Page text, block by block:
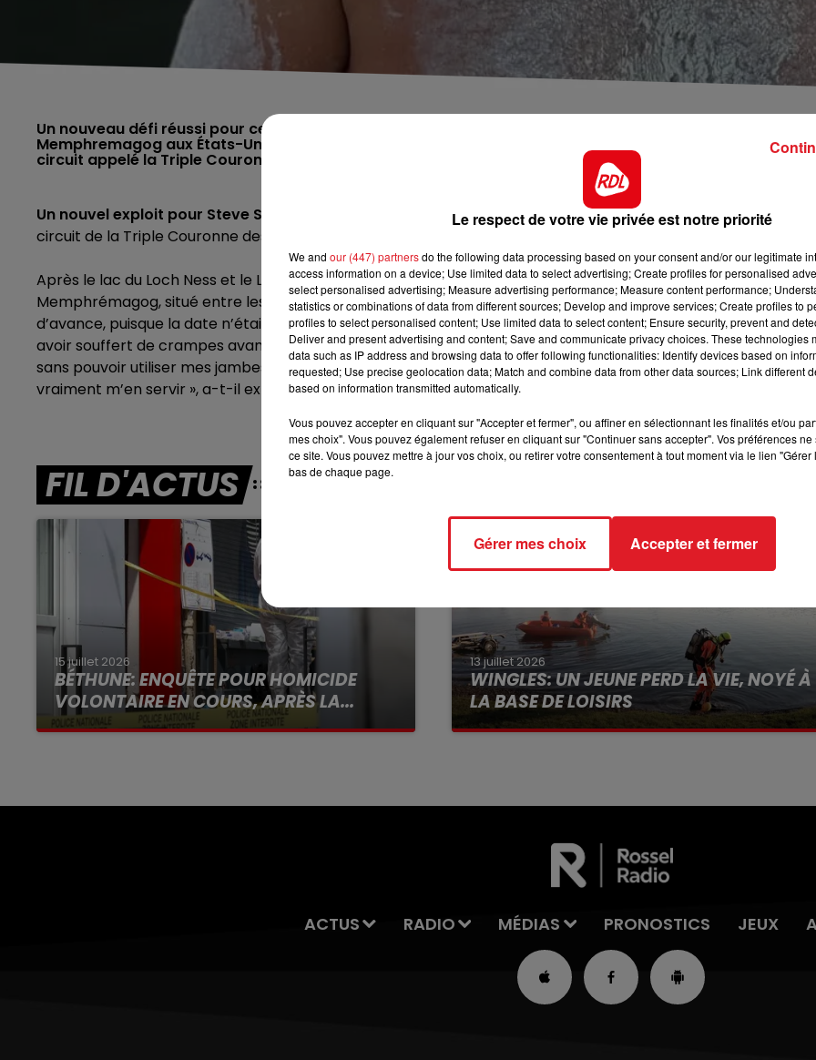
7h00 - 10h00
RDL WEEK-END
10h00 - 12h00
RDL WEEKEND
Un nouveau défi réussi pour celui qu’on surnomme « Le Phoque ». Le nageur de Wimereux a traversé le lac
Memphremagog aux États-Unis et au Canada. Cette performance constituait la troisième étape d’un
circuit appelé la Triple Couronne des Lacs des Monstres.
Un nouvel exploit pour Steve Stiévenart !
Le nageur de Wimereux devient le premier Français à boucler le
circuit de la Triple Couronne des Lacs des Monstres.
Après le lac du Loch Ness et le Lac Tahoe, celui qu’on surnomme le phoque est venu à bout du lac
Memphrémagog, situé entre les Etats-Unis et le Canada, ce lundi 12 septembre. Défi relevé avec un peu
d’avance, puisque la date n’était prévue qu’en 2023 avant qu’un créneau ne se libère. StèveStievenart a
avoir souffert de crampes avant de boucler les 40 kilomètres en 18 h 22. « J’ai quasiment fait toute la
sans pouvoir utiliser mes jambes. J’avais tellement mal à cause de mes crampes que je ne pouvais pas
vraiment m’en servir », a-t-il expliqué àL’Équipe.
FIL D'ACTUS
15 juillet 2026
BÉTHUNE: ENQUÊTE POUR HOMICIDE
VOLONTAIRE EN COURS, APRÈS LA...
Selon les premiers éléments, le logement
13 juillet 2026
WINGLES: UN JEUNE PERD LA VIE, NOYÉ À
LA BASE DE LOISIRS
La victime a coulé à pic
ACTUS RADIO MÉDIAS PRONOSTICS JEUX
Le respect de votre vie privée est notre priorité
We and our (447) partnersdo the following data processing based on your consent and/or our legitimate
access information on a device; Use limited data to select advertising; Create profiles for personalised
select personalised advertising; Measure advertising performance; Measure content performance;
statistics or combinations of data from different sources; Develop and improve services; Create profiles to
profiles to select personalised content; Use limited data to select content; Ensure security, prevent and
Deliver and present advertising and content; Save and communicate privacy choices. These technologies
data such as IP address and browsing data to offer following functionalities: Identify devices based on
requested; Use precise geolocation data; Match and combine data from other data sources; Link different
based on information transmitted automatically.
Vous pouvez accepter en cliquant sur "Accepter et fermer", ou affiner en sélectionnant les finalités et/ou
mes choix". Vous pouvez également refuser en cliquant sur "Continuer sans accepter". Vos préférences
ce site. Vous pouvez mettre à jour vos choix, ou retirer votre consentement à tout moment via le lien
bas de chaque page.
Gérer mes choix Accepter et fermer